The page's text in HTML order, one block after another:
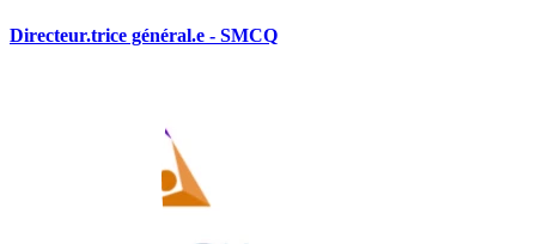
Directeur.trice général.e - SMCQ